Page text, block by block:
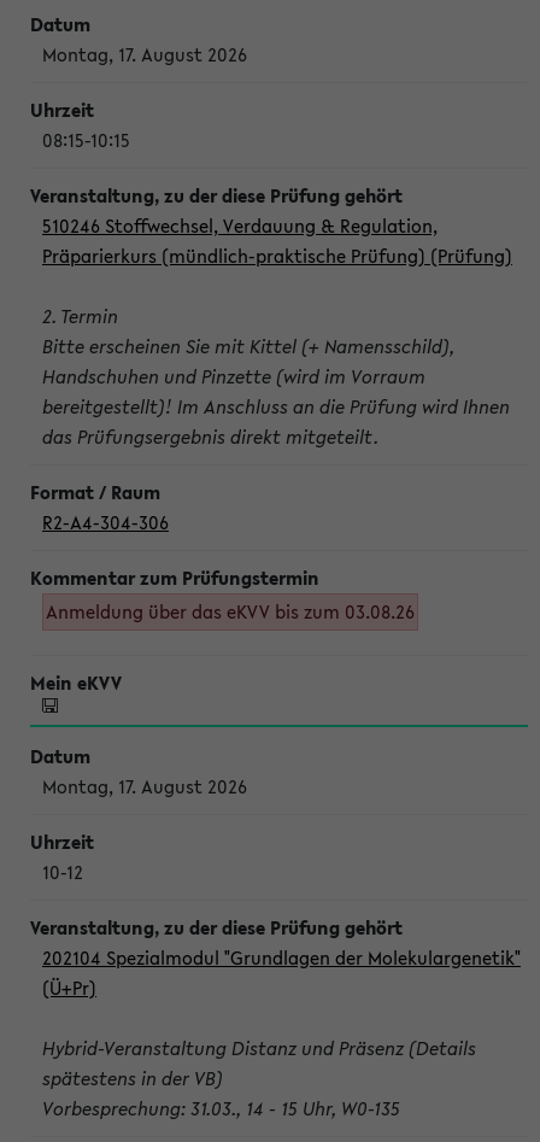
Montag, 17. August 2026
08:15-10:15
510246 Stoffwechsel, Verdauung & Regulation,
Präparierkurs (mündlich-praktische Prüfung) (Prüfung)
2. Termin
Bitte erscheinen Sie mit Kittel (+ Namensschild),
Handschuhen und Pinzette (wird im Vorraum
bereitgestellt)! Im Anschluss an die Prüfung wird Ihnen
das Prüfungsergebnis direkt mitgeteilt.
R2-A4-304-306
Anmeldung über das eKVV bis zum 03.08.26
Montag, 17. August 2026
10-12
202104 Spezialmodul "Grundlagen der Molekulargenetik"
(Ü+Pr)
Hybrid-Veranstaltung Distanz und Präsenz (Details
spätestens in der VB)
Vorbesprechung: 31.03., 14 - 15 Uhr, W0-135